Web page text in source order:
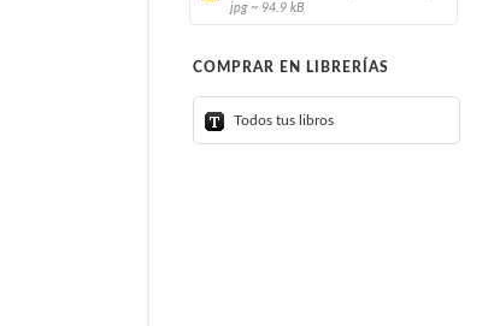
jpg ~ 94.9 kB
COMPRAR EN LIBRERÍAS
Todos tus libros